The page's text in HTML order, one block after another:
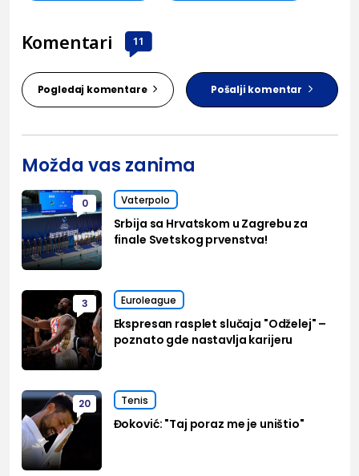
Komentari 11
Pogledaj komentare Pošalji komentar
Možda vas zanima
0 Vaterpolo
Srbija sa Hrvatskom u Zagrebu za
finale Svetskog prvenstva!
3 Euroleague
Ekspresan rasplet slučaja "Odželej" –
poznato gde nastavlja karijeru
20 Tenis
Đoković: "Taj poraz me je uništio"